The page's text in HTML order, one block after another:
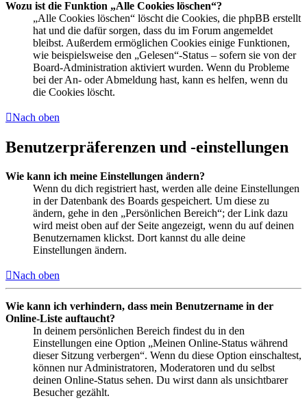
Wozu ist die Funktion „Alle Cookies löschen“?
„Alle Cookies löschen“ löscht die Cookies, die phpBB erstellt
hat und die dafür sorgen, dass du im Forum angemeldet
bleibst. Außerdem ermöglichen Cookies einige Funktionen,
wie beispielsweise den „Gelesen“-Status – sofern sie von der
Board-Administration aktiviert wurden. Wenn du Probleme
bei der An- oder Abmeldung hast, kann es helfen, wenn du
die Cookies löscht.
Nach oben
Benutzerpräferenzen und -einstellungen
Wie kann ich meine Einstellungen ändern?
Wenn du dich registriert hast, werden alle deine Einstellungen
in der Datenbank des Boards gespeichert. Um diese zu
ändern, gehe in den „Persönlichen Bereich“; der Link dazu
wird meist oben auf der Seite angezeigt, wenn du auf deinen
Benutzernamen klickst. Dort kannst du alle deine
Einstellungen ändern.
Nach oben
Wie kann ich verhindern, dass mein Benutzername in der
Online-Liste auftaucht?
In deinem persönlichen Bereich findest du in den
Einstellungen eine Option „Meinen Online-Status während
dieser Sitzung verbergen“. Wenn du diese Option einschaltest,
können nur Administratoren, Moderatoren und du selbst
deinen Online-Status sehen. Du wirst dann als unsichtbarer
Besucher gezählt.